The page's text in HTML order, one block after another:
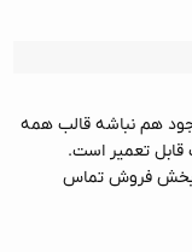
هم نباشه قالب همه
تعمیر است.
بخش فروش تماس